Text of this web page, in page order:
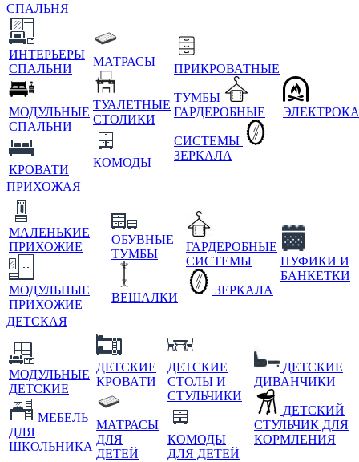
СПАЛЬНЯ
ИНТЕРЬЕРЫ
СПАЛЬНИ
МОДУЛЬНЫЕ
СПАЛЬНИ
КРОВАТИ
МАТРАСЫ
ТУАЛЕТНЫЕ
СТОЛИКИ
КОМОДЫ
ПРИКРОВАТНЫЕ
ТУМБЫ
ГАРДЕРОБНЫЕ
СИСТЕМЫ
ЗЕРКАЛА
ПРИХОЖАЯ
МАЛЕНЬКИЕ
ПРИХОЖИЕ
МОДУЛЬНЫЕ
ПРИХОЖИЕ
ОБУВНЫЕ
ТУМБЫ
ВЕШАЛКИ
ГАРДЕРОБНЫЕ
СИСТЕМЫ
ЗЕРКАЛА
ПУФИКИ И
БАНКЕТКИ
ДЕТСКАЯ
МОДУЛЬНЫЕ
ДЕТСКИЕ
МЕБЕЛЬ
ДЛЯ
ШКОЛЬНИКА
ДЕТСКИЕ
КРОВАТИ
МАТРАСЫ
ДЛЯ
ДЕТЕЙ
ДЕТСКИЕ
СТОЛЫ И
СТУЛЬЧИКИ
КОМОДЫ
ДЛЯ ДЕТЕЙ
ДЕТСКИЕ
ДИВАНЧИКИ
ДЕТСКИЙ
СТУЛЬЧИК ДЛЯ
КОРМЛЕНИЯ